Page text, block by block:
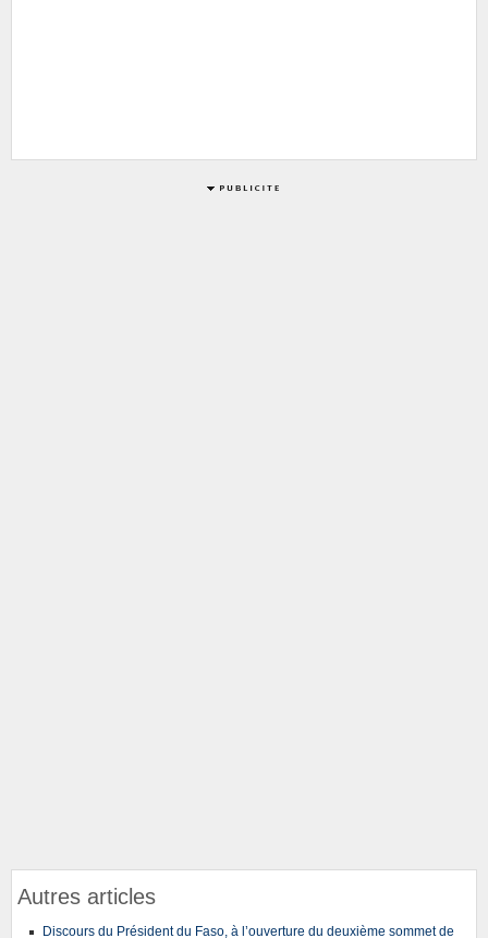
Autres articles
Discours du Président du Faso, à l’ouverture du deuxième sommet de